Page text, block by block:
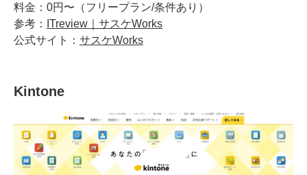
料金：0円〜（フリープラン/条件あり）
参考：
ITreview｜サスケWorks
公式サイト： サスケWorks
Kintone